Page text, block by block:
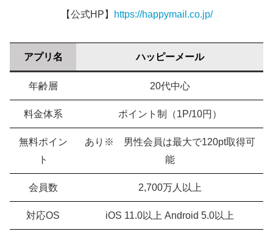
【公式HP】 https://happymail.co.jp/
アプリ名 ハッピーメール
年齢層 20代中心
料金体系 ポイント制（1P/10円）
無料ポイン
ト
あり※ 男性会員は最大で120pt取得可
能
会員数 2,700万人以上
対応OS iOS 11.0以上 Android 5.0以上